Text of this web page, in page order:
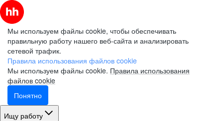
Мы используем файлы cookie, чтобы обеспечивать
правильную работу нашего веб-сайта и анализировать
сетевой трафик.
Правила использования файлов cookie
Мы используем файлы cookie. Правила использования
файлов cookie
Понятно
Ищу работу